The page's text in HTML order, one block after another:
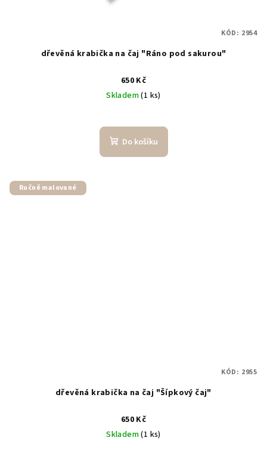
dřevěná krabička na čaj "Ráno pod sakurou"
650 Kč
Skladem(1 ks)
hodnocení
produktu
Do košíku
KÓD: 2954
Ručně malované
dřevěná krabička na čaj "Šípkový čaj"
650 Kč
Skladem(1 ks)
KÓD: 2955